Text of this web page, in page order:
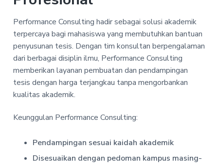
Performance Consulting hadir sebagai solusi akademik
terpercaya bagi mahasiswa yang membutuhkan bantuan
penyusunan tesis. Dengan tim konsultan berpengalaman
dari berbagai disiplin ilmu, Performance Consulting
memberikan layanan pembuatan dan pendampingan
tesis dengan harga terjangkau tanpa mengorbankan
kualitas akademik.
Keunggulan Performance Consulting:
Pendampingan sesuai kaidah akademik
Disesuaikan dengan pedoman kampus masing-